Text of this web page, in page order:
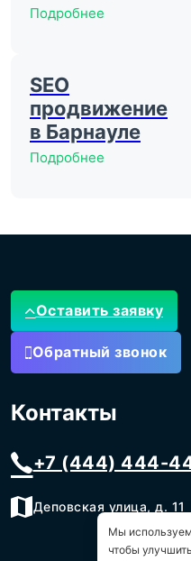
Подробнее
SEO
продвижение
в Барнауле
Подробнее
Оставить заявку
Обратный звонок
Контакты
+7 (444) 444-
Деповская улица, д. 11
Мы
чтобы